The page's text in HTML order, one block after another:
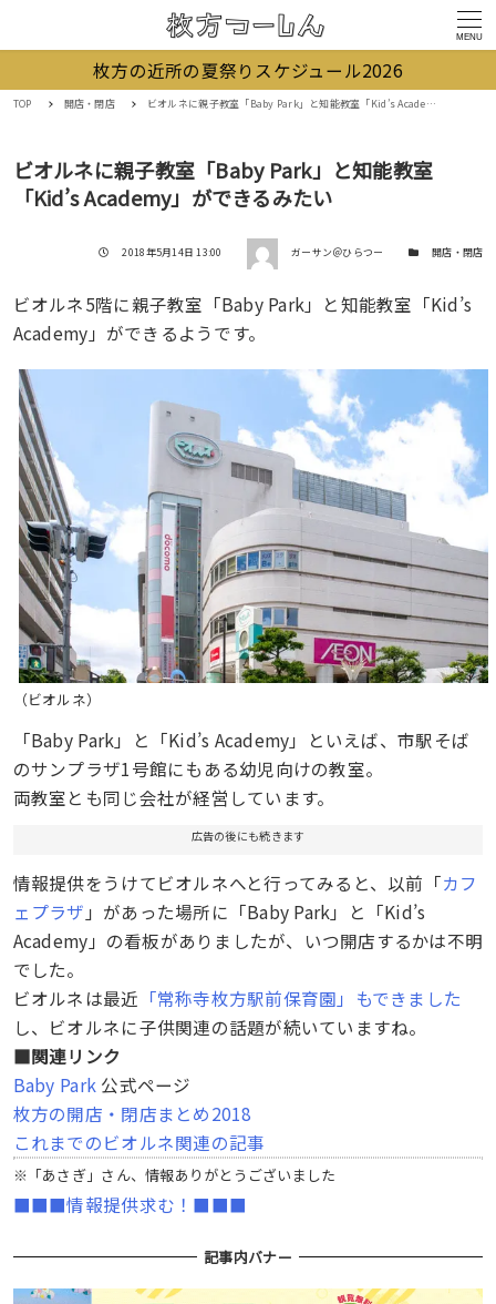
MENU
枚方の近所の夏祭りスケジュール2026
TOP 開店・閉店 ビオルネに親子教室「Baby Park」と知能教室「Kid’s Academy」ができるみたい
ビオルネに親子教室「Baby Park」と知能教室
「Kid’s Academy」ができるみたい
投稿日
2018年5月14日 13:00 著者 ガーサン＠ひらつー カテゴリー開店・閉店
ビオルネ5階に親子教室「Baby Park」と知能教室「Kid’s
Academy」ができるようです。
（ビオルネ）
「Baby Park」と「Kid’s Academy」といえば、市駅そば
のサンプラザ1号館にもある幼児向けの教室。
両教室とも同じ会社が経営しています。
広告の後にも続きます
情報提供をうけてビオルネへと行ってみると、以前「カフ
ェプラザ 」があった場所に「Baby Park」と「Kid’s
Academy」の看板がありましたが、いつ開店するかは不明
でした。
ビオルネは最近 「常称寺枚方駅前保育園」もできました
し、ビオルネに子供関連の話題が続いていますね。
■関連リンク
Baby Park 公式ページ
枚方の開店・閉店まとめ2018
これまでのビオルネ関連の記事
※「あさぎ」さん、情報ありがとうございました
■■■情報提供求む！■■■
記事内バナー